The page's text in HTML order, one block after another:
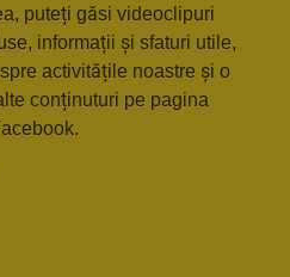
puteți găsi videoclipuri
informații și sfaturi utile,
activitățile noastre și o
conținuturi pe pagina